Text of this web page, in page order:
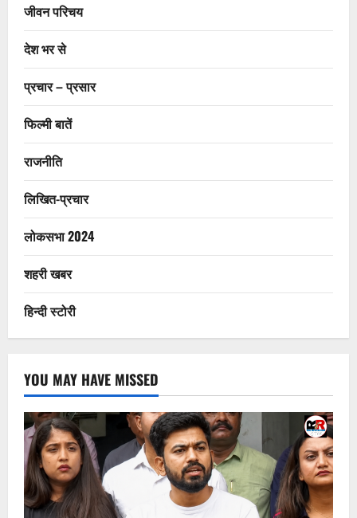
जीवन परिचय
देश भर से
प्रचार – प्रसार
फिल्मी बातें
राजनीति
लिखित-प्रचार
लोकसभा 2024
शहरी खबर
हिन्दी स्टोरी
YOU MAY HAVE MISSED